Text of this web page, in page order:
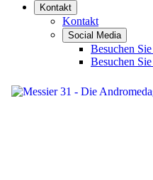
Kontakt
Kontakt
Social Media
Besuchen
Besuchen